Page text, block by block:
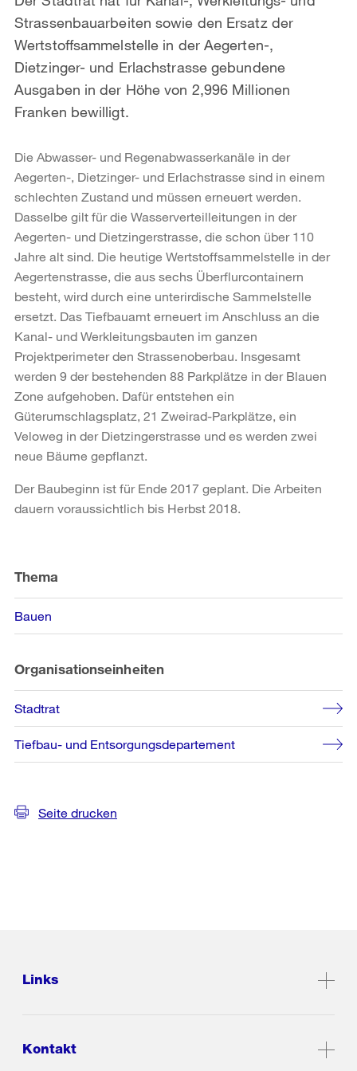
Strassenbauarbeiten sowie den Ersatz der
Wertstoffsammelstelle in der Aegerten-,
Dietzinger- und Erlachstrasse gebundene
Ausgaben in der Höhe von 2,996 Millionen
Franken bewilligt.
Die Abwasser- und Regenabwasserkanäle in der
Aegerten-, Dietzinger- und Erlachstrasse sind in einem
schlechten Zustand und müssen erneuert werden.
Dasselbe gilt für die Wasserverteilleitungen in der
Aegerten- und Dietzingerstrasse, die schon über 110
Jahre alt sind. Die heutige Wertstoffsammelstelle in der
Aegertenstrasse, die aus sechs Überflurcontainern
besteht, wird durch eine unterirdische Sammelstelle
ersetzt. Das Tiefbauamt erneuert im Anschluss an die
Kanal- und Werkleitungsbauten im ganzen
Projektperimeter den Strassenoberbau. Insgesamt
werden 9 der bestehenden 88 Parkplätze in der Blauen
Zone aufgehoben. Dafür entstehen ein
Güterumschlagsplatz, 21 Zweirad-Parkplätze, ein
Veloweg in der Dietzingerstrasse und es werden zwei
neue Bäume gepflanzt.
Der Baubeginn ist für Ende 2017 geplant. Die Arbeiten
dauern voraussichtlich bis Herbst 2018.
Informationen
Thema
Bauen
Organisationseinheiten
Stadtrat
Tiefbau- und Entsorgungsdepartement
Seite drucken
Links
Kontakt